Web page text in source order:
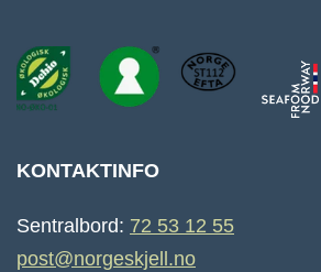
KONTAKTINFO
Sentralbord: 72 53 12 55
post@norgeskjell.no